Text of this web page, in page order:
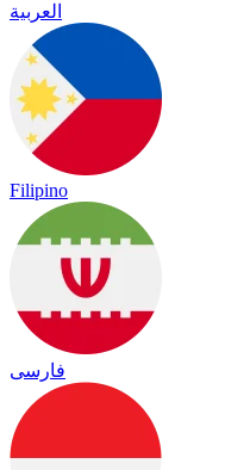
العربية
Filipino
فارسی